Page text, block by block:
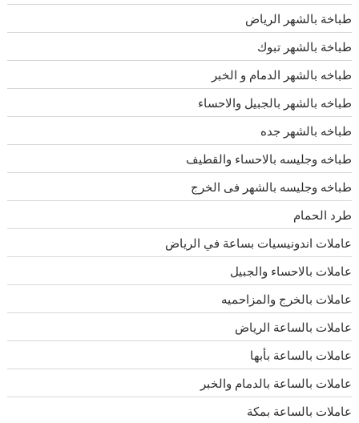
طباخة بالشهر الرياض
طباخة بالشهر تبوك
طباخه بالشهر الدمام و الخبر
طباخه بالشهر بالجبيل والاحساء
طباخه بالشهر جده
طباخه وجليسه بالاحساء والقطيف
طباخه وجليسه بالشهر فى الخرج
طرد الحمام
عاملات اندونيسيات بساعة في الرياض
عاملات بالاحساء والجبيل
عاملات بالخرج والمزاحميه
عاملات بالساعة الرياض
عاملات بالساعة بأبها
عاملات بالساعة بالدمام والخبر
عاملات بالساعة بمكة